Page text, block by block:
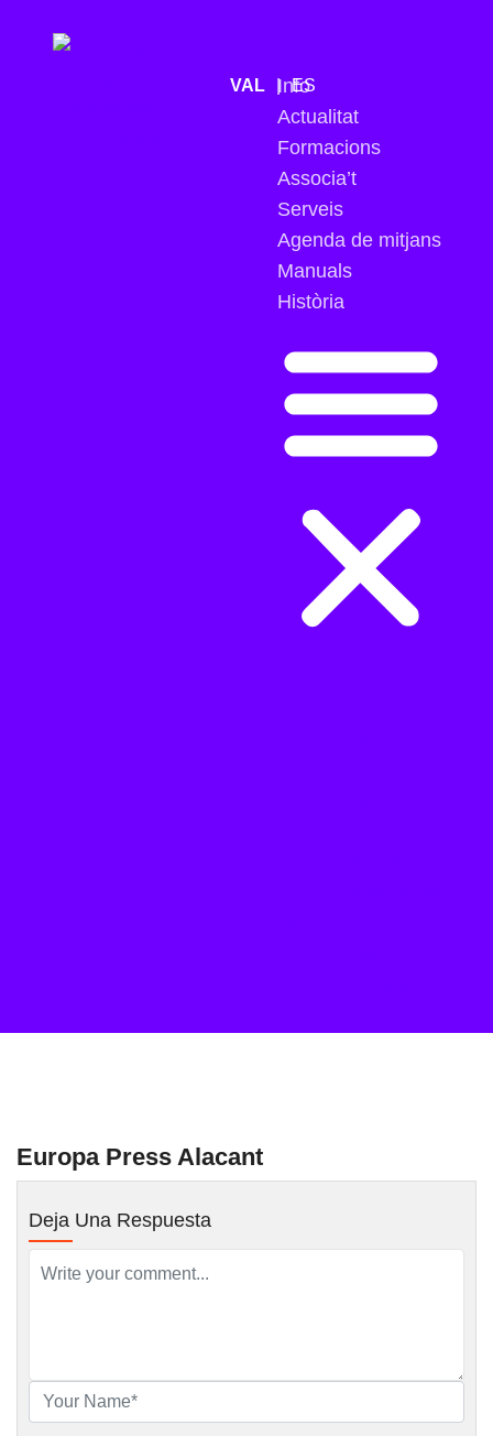
Info
Actualitat
Formacions
Associa’t
Serveis
Agenda de mitjans
Manuals
Història
ES
Europa Press Alacant
Deja Una Respuesta